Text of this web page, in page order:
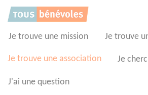
Je trouve une mission Je trouve
Je trouve une association Je
J'ai une question
Panneau de gestion des cookies